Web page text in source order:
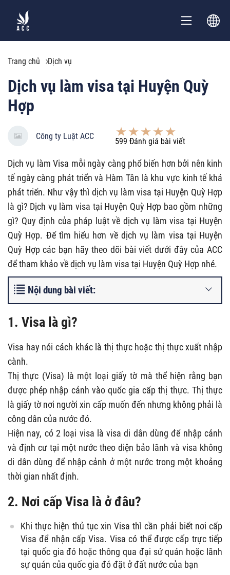
Trang chủ Dịch vụ
Dịch vụ làm visa tại Huyện Quỳ
Hợp
Công ty Luật ACC
599 Đánh giá bài viết
Dịch vụ làm Visa mỗi ngày càng phổ biến hơn bởi nên kinh
tế ngày càng phát triển và Hàm Tân là khu vực kinh tế khá
phát triển. Như vậy thì dịch vụ làm visa tại Huyện Quỳ Hợp
là gì? Dịch vụ làm visa tại Huyện Quỳ Hợp bao gồm những
gì? Quy định của pháp luật về dịch vụ làm visa tại Huyện
Quỳ Hợp. Để tìm hiểu hơn về dịch vụ làm visa tại Huyện
Quỳ Hợp các bạn hãy theo dõi bài viết dưới đây của ACC
để tham khảo về dịch vụ làm visa tại Huyện Quỳ Hợp nhé.
Nội dung bài viết:
1. Visa là gì?
Visa hay nói cách khác là thị thực hoặc thị thực xuất nhập
cành.
Thị thực (Visa) là một loại giấy tờ mà thể hiện rằng bạn
được phép nhập cảnh vào quốc gia cấp thị thực. Thị thực
là giấy tờ nơi người xin cấp muốn đến nhưng không phải là
công dân của nước đó.
Hiện nay, có 2 loại visa là visa di dân dùng để nhập cảnh
và định cư tại một nước theo diện bảo lãnh và visa không
di dân dùng để nhập cảnh ở một nước trong một khoảng
thời gian nhất định.
2. Nơi cấp Visa là ở đâu?
Khi thực hiện thủ tục xin Visa thì cần phải biết nơi cấp
Visa để nhận cấp Visa. Visa có thể được cấp trực tiếp
tại quốc gia đó hoặc thông qua đại sứ quán hoặc lãnh
sự quán của quốc gia đó đặt ở đất nước của bạn